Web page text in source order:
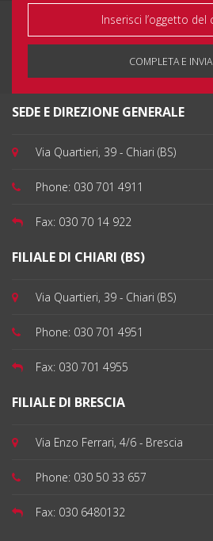
COMPLETA E INVIA
SEDE E DIREZIONE GENERALE
Via Quartieri, 39 - Chiari (BS)
Phone: 030 701 4911
Fax: 030 70 14 922
FILIALE DI CHIARI (BS)
Via Quartieri, 39 - Chiari (BS)
Phone: 030 701 4951
Fax: 030 701 4955
FILIALE DI BRESCIA
Via Enzo Ferrari, 4/6 - Brescia
Phone: 030 50 33 657
Fax: 030 6480132